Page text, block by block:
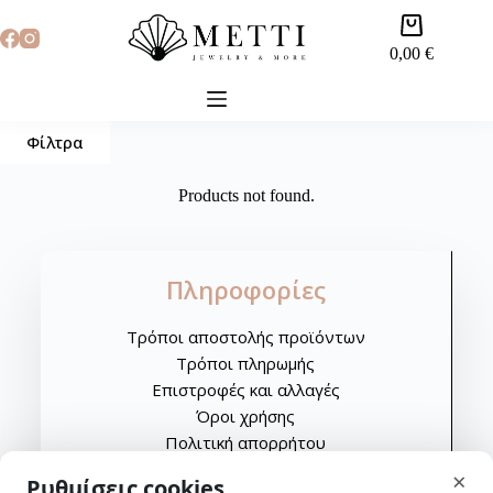
0,00€
Φίλτρα
Products not found.
Πληροφορίες
Τρόποι αποστολής προϊόντων
Τρόποι πληρωμής
Επιστροφές και αλλαγές
Όροι χρήσης
Πολιτική απορρήτου
×